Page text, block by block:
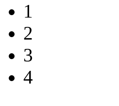
1
2
3
4